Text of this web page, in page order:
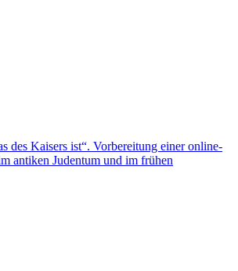
des Kaisers ist“. Vorbereitung einer online-
antiken Judentum und im frühen